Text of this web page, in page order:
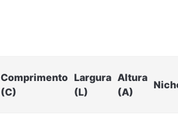
Comprimento
(C)
Largura
(L)
Altura
(A)